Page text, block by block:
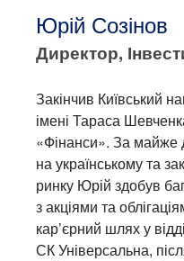
Юрій Созінов
Директор,
Закінчив Київський
імені Тараса
«Фінанси». За майже
на українському та
ринку Юрій здобув
з акціями та
кар’єрний шлях у
СК Універсальна,